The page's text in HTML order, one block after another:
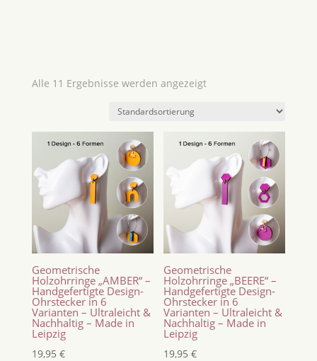
Alle 11 Ergebnisse werden angezeigt
Geometrische
Holzohrringe „AMBER“ –
Handgefertigte Design-
Ohrstecker in 6
Varianten – Ultraleicht &
Nachhaltig – Made in
Leipzig
19,95 €
Geometrische
Holzohrringe „BEERE“ –
Handgefertigte Design-
Ohrstecker in 6
Varianten – Ultraleicht &
Nachhaltig – Made in
Leipzig
19,95€